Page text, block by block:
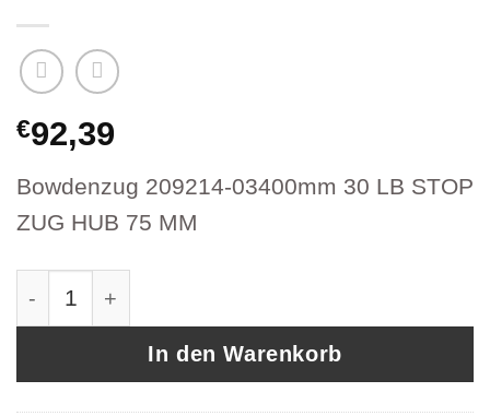
€92,39
Bowdenzug 209214-03400mm 30 LB STOP
ZUG HUB 75 MM
In den Warenkorb